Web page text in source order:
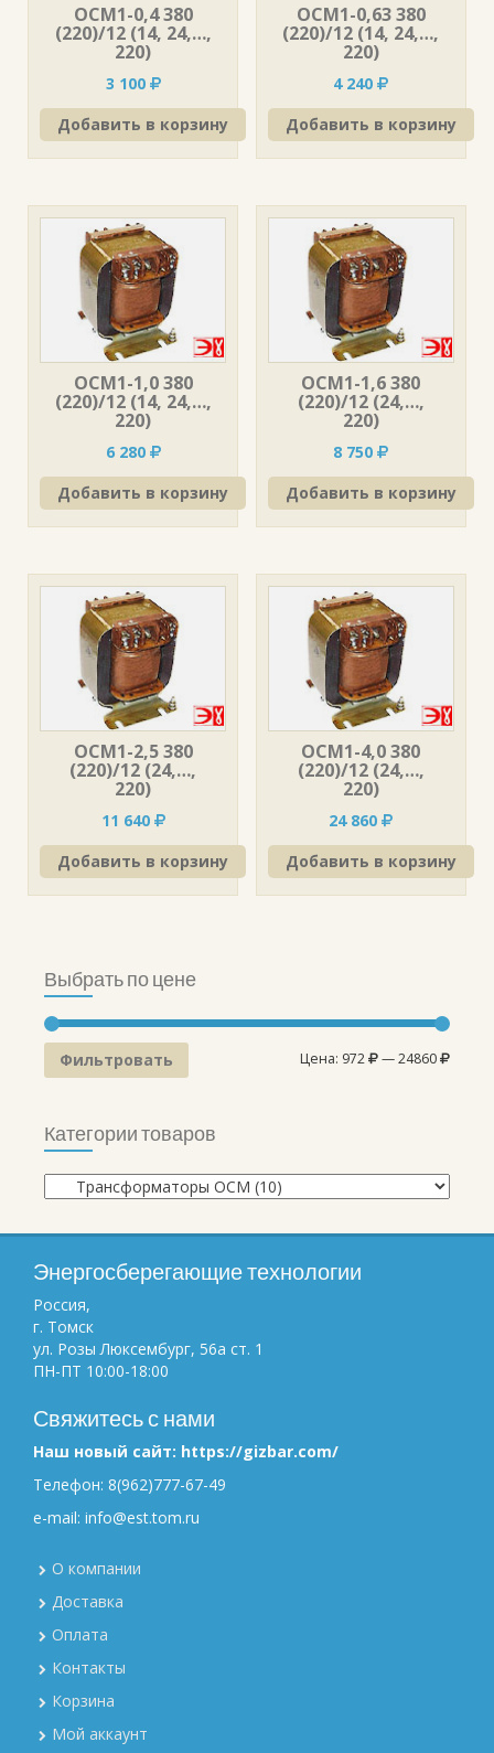
ОСМ1-0,4 380
(220)/12 (14, 24,…,
220)
3 100
Добавить в корзину
ОСМ1-0,63 380
(220)/12 (14, 24,…,
220)
4 240
Добавить в корзину
ОСМ1-1,0 380
(220)/12 (14, 24,…,
220)
6 280
Добавить в корзину
ОСМ1-1,6 380
(220)/12 (24,…,
220)
8 750
Добавить в корзину
ОСМ1-2,5 380
(220)/12 (24,…,
220)
11 640
Добавить в корзину
ОСМ1-4,0 380
(220)/12 (24,…,
220)
24 860
Добавить в корзину
Выбрать по цене
Фильтровать Цена: 972 —24860
Категории товаров
Энергосберегающие технологии
Россия,
г. Томск
ул. Розы Люксембург, 56а ст. 1
ПН-ПТ 10:00-18:00
Свяжитесь с нами
Наш новый сайт: https://gizbar.com/
Телефон: 8(962)777-67-49
e-mail: info@est.tom.ru
О компании
Доставка
Оплата
Контакты
Корзина
Мой аккаунт